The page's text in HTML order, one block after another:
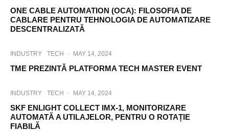
ONE CABLE AUTOMATION (OCA): FILOSOFIA DE
CABLARE PENTRU TEHNOLOGIA DE AUTOMATIZARE
DESCENTRALIZATĂ
INDUSTRY TECH · MAY 14, 2024
TME PREZINTĂ PLATFORMA TECH MASTER EVENT
INDUSTRY TECH · MAY 14, 2024
SKF ENLIGHT COLLECT IMX-1, MONITORIZARE
AUTOMATĂ A UTILAJELOR, PENTRU O ROTAȚIE
FIABILĂ